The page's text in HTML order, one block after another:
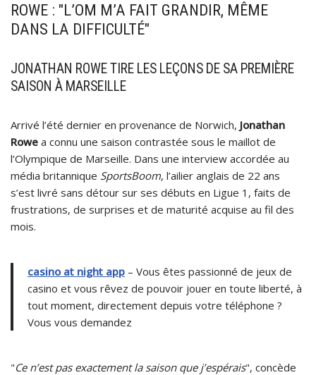
ROWE : "L’OM M’A FAIT GRANDIR, MÊME
DANS LA DIFFICULTÉ"
JONATHAN ROWE TIRE LES LEÇONS DE SA PREMIÈRE
SAISON À MARSEILLE
Arrivé l’été dernier en provenance de Norwich, Jonathan
Rowe a connu une saison contrastée sous le maillot de
l’Olympique de Marseille. Dans une interview accordée au
média britannique SportsBoom, l’ailier anglais de 22 ans
s’est livré sans détour sur ses débuts en Ligue 1, faits de
frustrations, de surprises et de maturité acquise au fil des
mois.
casino at night app – Vous êtes passionné de jeux de
casino et vous rêvez de pouvoir jouer en toute liberté, à
tout moment, directement depuis votre téléphone ?
Vous vous demandez
"Ce n’est pas exactement la saison que j’espérais", concède